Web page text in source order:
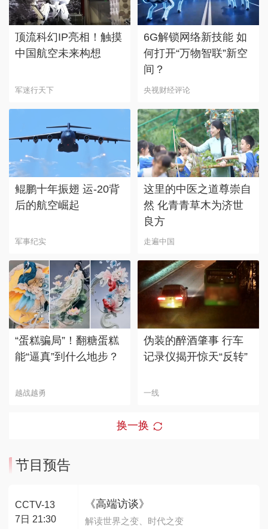
顶流科幻IP亮相！触摸
中国航空未来构想
军迷行天下
6G解锁网络新技能 如
何打开“万物智联”新空
间？
央视财经评论
鲲鹏十年振翅 运-20背
后的航空崛起
军事纪实
这里的中医之道尊崇自
然 化青青草木为济世
良方
走遍中国
“蛋糕骗局”！翻糖蛋糕
能“逼真”到什么地步？
越战越勇
伪装的醉酒肇事 行车
记录仪揭开惊天“反转”
一线
换一换
节目预告
CCTV-13
7日 21:30
《高端访谈》
解读世界之变、时代之变